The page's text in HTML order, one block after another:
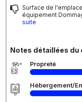
Surface de
équipement
suite
Notes détaillées du
Propreté
Hébergement/